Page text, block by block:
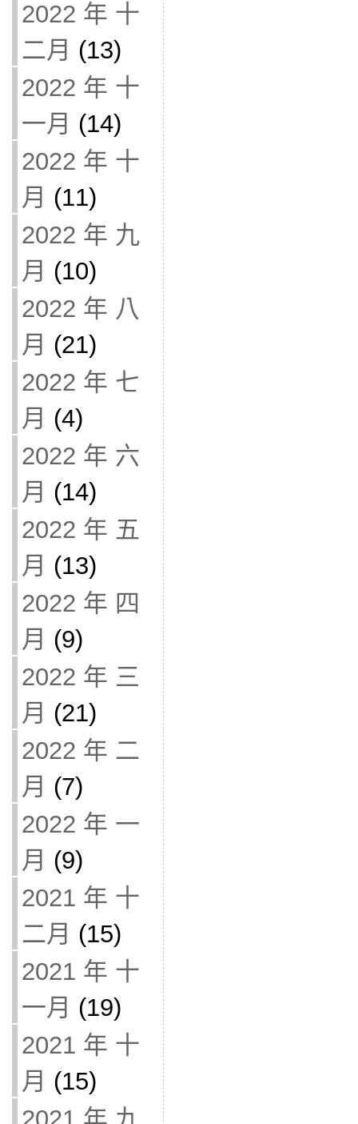
2022 年 十
二月 (13)
2022 年 十
一月 (14)
2022 年 十
月 (11)
2022 年 九
月 (10)
2022 年 八
月 (21)
2022 年 七
月 (4)
2022 年 六
月 (14)
2022 年 五
月 (13)
2022 年 四
月 (9)
2022 年 三
月 (21)
2022 年 二
月 (7)
2022 年 一
月 (9)
2021 年 十
二月 (15)
2021 年 十
一月 (19)
2021 年 十
月 (15)